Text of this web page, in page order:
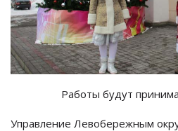
Работы будут
Управление Левобережным